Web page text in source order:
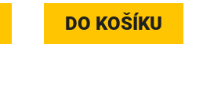
DO KOŠÍKU